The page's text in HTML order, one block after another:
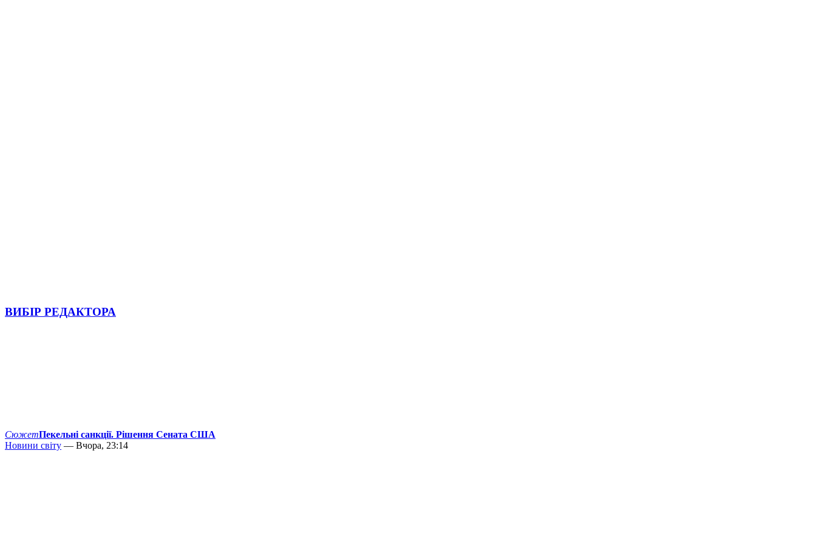
ВИБІР РЕДАКТОРА
СюжетПекельні санкції. Рішення Сената США
Новини світу — Вчора, 23:14